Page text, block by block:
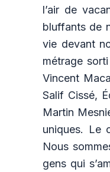
l’air de
bluffants de
vie devant
métrage
Vincent
Salif Cissé,
Martin
uniques. Le
Nous
gens qui